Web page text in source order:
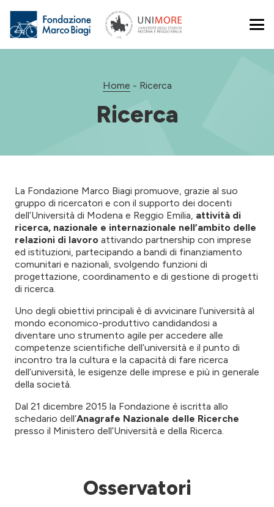
Home - Ricerca
Ricerca
La Fondazione Marco Biagi promuove, grazie al suo
gruppo di ricercatori e con il supporto dei docenti
dell’Università di Modena e Reggio Emilia, attività di
ricerca, nazionale e internazionale nell’ambito delle
relazioni di lavoro attivando partnership con imprese
ed istituzioni, partecipando a bandi di finanziamento
comunitari e nazionali, svolgendo funzioni di
progettazione, coordinamento e di gestione di progetti
di ricerca.
Uno degli obiettivi principali è di avvicinare l’università al
mondo economico-produttivo candidandosi a
diventare uno strumento agile per accedere alle
competenze scientifiche dell’università e il punto di
incontro tra la cultura e la capacità di fare ricerca
dell’università, le esigenze delle imprese e più in generale
della società.
Dal 21 dicembre 2015 la Fondazione è iscritta allo
schedario dell’Anagrafe Nazionale delle Ricerche
presso il Ministero dell’Università e della Ricerca.
Osservatori